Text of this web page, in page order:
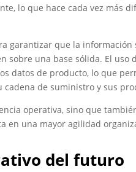
lo que hace cada vez más
garantizar que la
sobre una base sólida. El uso
datos de producto, lo que
de suministro y sus
operativa, sino que
en una mayor agilidad
del futuro